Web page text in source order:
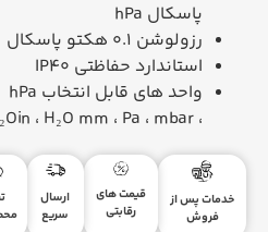
پاسکال hPa
رزولوشن 0.1 هکتو پاسکال
استاندارد حفاظتی IP40
واحد های قابل انتخاب hPa
، mbar ، Pa ، mm
H₂O ، in
خدمات پس از
فروش
قیمت های
رقابتی
ارسال
سریع